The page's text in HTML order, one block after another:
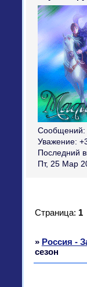
Сообщений:
Уважение:
Последний
Пт, 25 Мар
Страница: 1
» Россия -
сезон